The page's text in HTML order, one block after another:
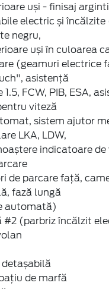
uși - finisaj
electric și încălzite
negru,
uși în culoarea
(geamuri electrice
asistență
FCW, PIB, ESA,
viteză
sistem ajutor
LKA, LDW,
indicatoare de
de parcare față,
fază lungă
automată)
#2 (parbriz încălzit
de marfă